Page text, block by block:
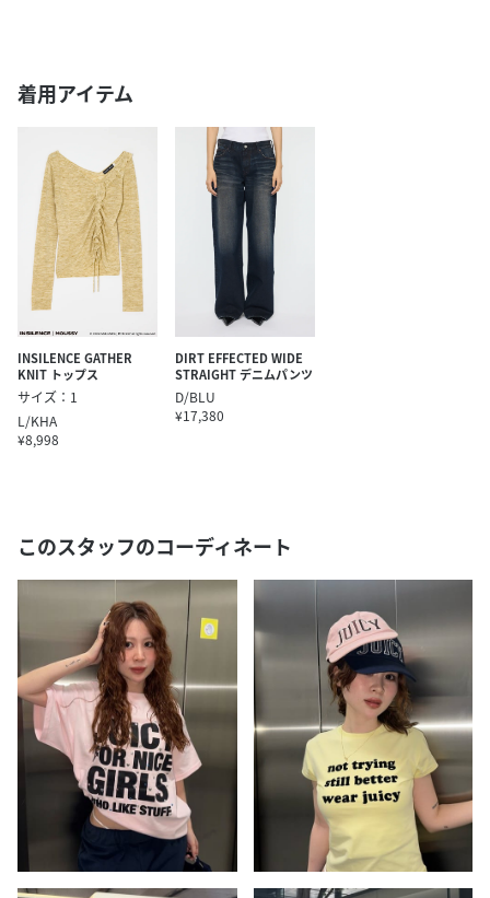
着用アイテム
INSILENCE GATHER
KNIT トップス
サイズ：1
L/KHA
¥8,998
DIRT EFFECTED WIDE
STRAIGHT デニムパンツ
D/BLU
¥17,380
このスタッフのコーディネート